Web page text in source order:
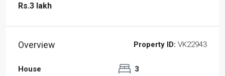
Rs.3 lakh
Overview Property ID: VK22943
House
3